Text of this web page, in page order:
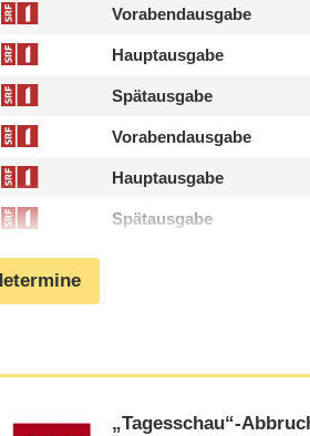
Vorabendausgabe
Hauptausgabe
Spätausgabe
Vorabendausgabe
Hauptausgabe
Spätausgabe
„Tagesschau“-